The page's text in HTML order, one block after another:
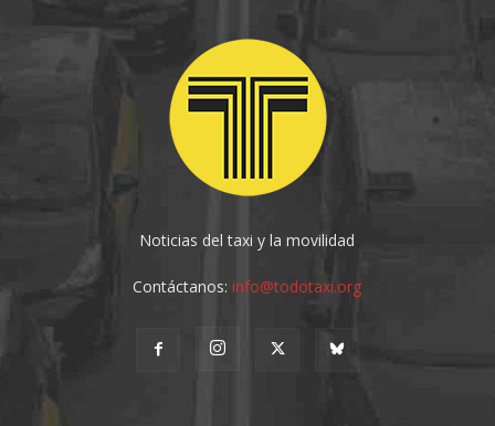
Noticias del taxi y la movilidad
Contáctanos:info@todotaxi.org